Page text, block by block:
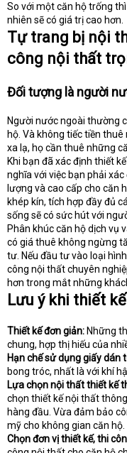
So với một căn hộ trống
nhiên sẽ có giá trị cao hơn.
Tự trang bị nội
công nội thất
Đối tượng là người
Người nước ngoài thường
hộ. Và không tiếc tiền
xa lạ, họ cần thuê những
Khi bạn đã xác định thiết
nghĩa với việc bạn phải
lượng và cao cấp cho căn
khép kín, tích hợp đầy đủ
sống sẽ có sức hút với
Phân khúc căn hộ dịch vụ
có giá thuê không ngừng
tư. Nếu đầu tư vào loại
công nội thất chuyên
hơn trong mắt những
Lưu ý khi thiết
Thiết kế đơn giản: Những
chung, hợp thị hiếu của
Hạn chế sử dụng giấy dán
bong tróc, nhất là với khí
Lựa chọn nội thất thiết kế
chọn thiết kế nội thất
hàng đầu. Vừa đảm bảo
mỹ cho không gian căn hộ.
Chọn đơn vị thiết kế, thi